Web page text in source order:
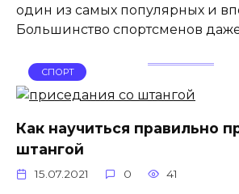
один из самых популярных и
Большинство спортсменов
СПОРТ
Как научиться правильно
штангой
15.07.2021 0 41